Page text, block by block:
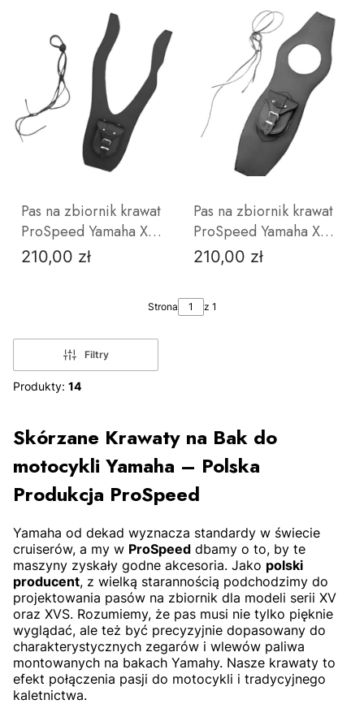
ćwiekami
ZOBACZ PRODUKT
ćwiekami
ZOBACZ PRODUKT
Pas na zbiornik krawat
ProSpeed Yamaha XV
1600 Wild Star
Cena
210,00 zł
bez
ćwieków
z
ćwiekami
Pas na zbiornik krawat
ProSpeed Yamaha XVS
1300 Midnight Star
Cena
210,00 zł
bez
ćwieków
z
ćwiekami
Strona z 1
Filtry
Produkty: 14
Skórzane Krawaty na Bak do
motocykli Yamaha – Polska
Produkcja ProSpeed
Yamaha od dekad wyznacza standardy w świecie
cruiserów, a my w ProSpeed dbamy o to, by te
maszyny zyskały godne akcesoria. Jako polski
producent, z wielką starannością podchodzimy do
projektowania pasów na zbiornik dla modeli serii XV
oraz XVS. Rozumiemy, że pas musi nie tylko pięknie
wyglądać, ale też być precyzyjnie dopasowany do
charakterystycznych zegarów i wlewów paliwa
montowanych na bakach Yamahy. Nasze krawaty to
efekt połączenia pasji do motocykli i tradycyjnego
kaletnictwa.